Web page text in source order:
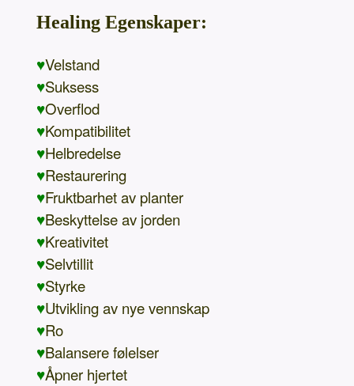
Healing Egenskaper:
♥Velstand
♥Suksess
♥Overflod
♥Kompatibilitet
♥Helbredelse
♥Restaurering
♥Fruktbarhet av planter
♥Beskyttelse av jorden
♥Kreativitet
♥Selvtillit
♥Styrke
♥Utvikling av nye vennskap
♥Ro
♥Balansere følelser
♥Åpner hjertet